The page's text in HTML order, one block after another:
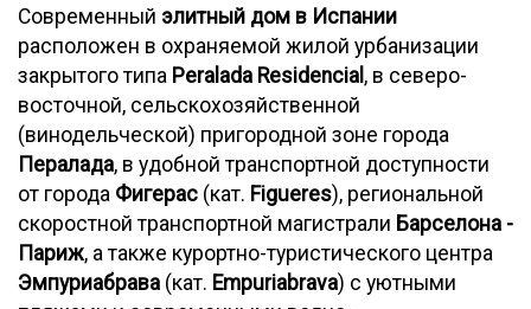
Современный элитный дом в Испании
расположен в охраняемой жилой урбанизации
закрытого типа Peralada Residencial , в северо-
восточной, сельскохозяйственной
(винодельческой) пригородной зоне города
Пералада, в удобной транспортной доступности
от города Фигерас (кат. Figueres), региональной
скоростной транспортной магистрали Барселона -
Париж, а также курортно-туристического центра
Эмпуриабрава (кат. Empuriabrava) с уютными